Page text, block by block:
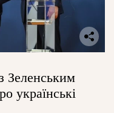
Зеленським
українські